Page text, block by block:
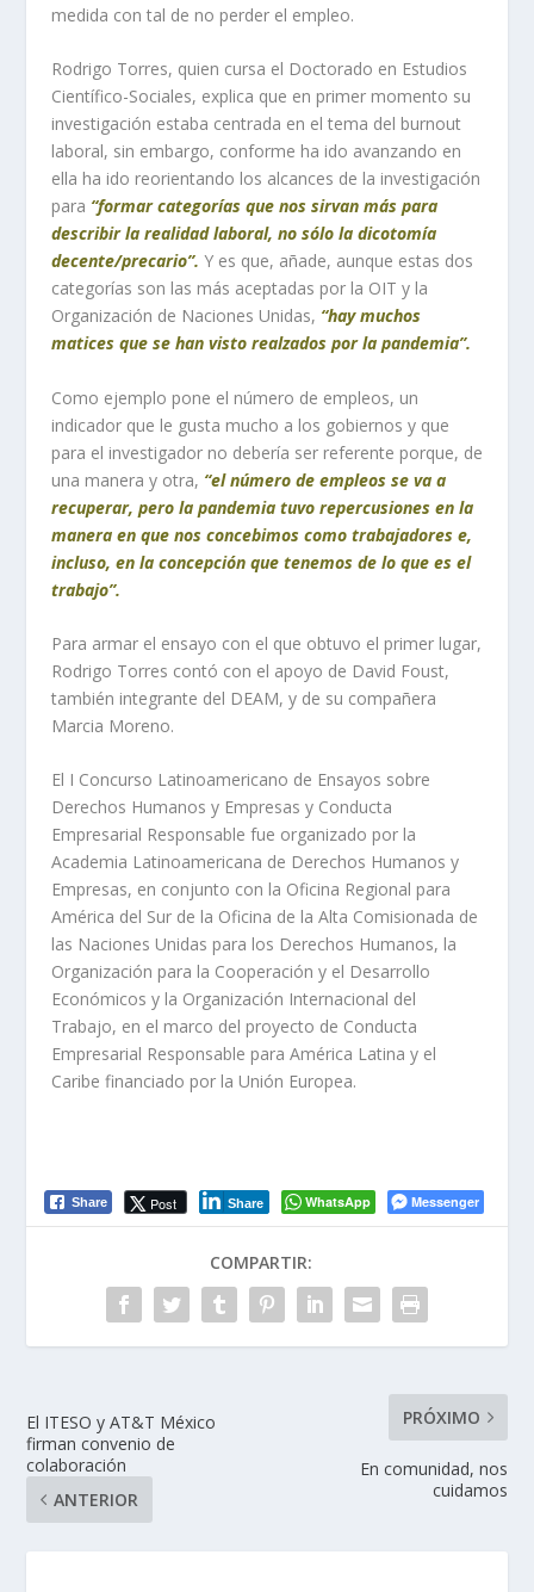
medida con tal de no perder el empleo.
Rodrigo Torres, quien cursa el Doctorado en Estudios
Científico-Sociales, explica que en primer momento su
investigación estaba centrada en el tema del burnout
laboral, sin embargo, conforme ha ido avanzando en
ella ha ido reorientando los alcances de la investigación
para “formar categorías que nos sirvan más para
describir la realidad laboral, no sólo la dicotomía
decente/precario”. Y es que, añade, aunque estas dos
categorías son las más aceptadas por la OIT y la
Organización de Naciones Unidas, “hay muchos
matices que se han visto realzados por la pandemia”.
Como ejemplo pone el número de empleos, un
indicador que le gusta mucho a los gobiernos y que
para el investigador no debería ser referente porque, de
una manera y otra, “el número de empleos se va a
recuperar, pero la pandemia tuvo repercusiones en la
manera en que nos concebimos como trabajadores e,
incluso, en la concepción que tenemos de lo que es el
trabajo”.
Para armar el ensayo con el que obtuvo el primer lugar,
Rodrigo Torres contó con el apoyo de David Foust,
también integrante del DEAM, y de su compañera
Marcia Moreno.
El I Concurso Latinoamericano de Ensayos sobre
Derechos Humanos y Empresas y Conducta
Empresarial Responsable fue organizado por la
Academia Latinoamericana de Derechos Humanos y
Empresas, en conjunto con la Oficina Regional para
América del Sur de la Oficina de la Alta Comisionada de
las Naciones Unidas para los Derechos Humanos, la
Organización para la Cooperación y el Desarrollo
Económicos y la Organización Internacional del
Trabajo, en el marco del proyecto de Conducta
Empresarial Responsable para América Latina y el
Caribe financiado por la Unión Europea.
Share Post Share WhatsApp Messenger
COMPARTIR:
El ITESO y AT&T México
firman convenio de
colaboración
ANTERIOR
PRÓXIMO
En comunidad, nos
cuidamos